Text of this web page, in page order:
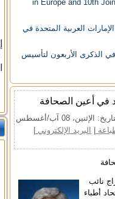
in Europe and 10th
العربية المتحدة في
جائزة التميز العلمي لإتحاد الاطباء العرب في اوروبا لعام 2023 في الذكرى الأربعون لتأسيس
في أعين الصحافة
نشر بتاريخ: الإثنين، 08 آب/أغسطس
| البريد الإلكتروني |
نائب
أطباء